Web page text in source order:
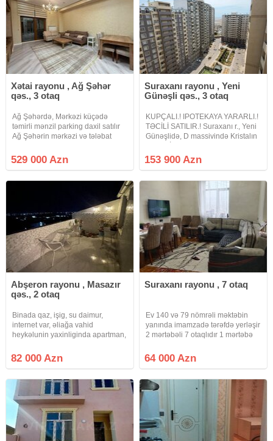
Xətai rayonu , Ağ Şəhər
qəs., 3 otaq
Ağ Şəhərdə, Mərkəzi küçədə
təmirli mənzil parking daxil satılır
Ağ Şəhərin mərkəzi və tələbat
bu mənzil, həm rahat yaşayış, həm
də hazır gəlir imkanı ilə seçilir. 120
529 000 Azn
Suraxanı rayonu , Yeni
Günəşli qəs., 3 otaq
KUPÇALI.! IPOTEKAYA YARARLI.!
TƏCİLİ SATILIR.! Suraxanı r., Yeni
Günəşlidə, D massivində Kristalın
kompleksində, yeni tikili 18
mərtəbəli binanın 14-cü
153 900 Azn
Abşeron rayonu , Masazır
qəs., 2 otaq
Binada qaz, işig, su daimur,
internet var, əliağa vahid
heykəlunin yaxinliginda apartman,
82 000 Azn
Suraxanı rayonu , 7 otaq
Ev 140 və 79 nömrəli məktəbin
yanında imamzadə tərəfdə yerləşir
2 mərtəbəli 7 otaqlıdır 1 mərtəbə
evə qeydiyyata düşmək
mümkündür kamunal ada
64 000 Azn